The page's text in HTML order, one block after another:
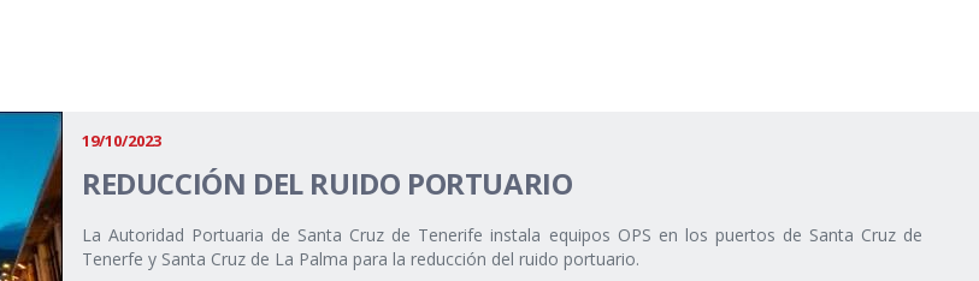
19/10/2023
REDUCCIÓN DEL RUIDO PORTUARIO
La Autoridad Portuaria de Santa Cruz de Tenerife instala equipos OPS en los puertos de Santa Cruz de
Tenerfe y Santa Cruz de La Palma para la reducción del ruido portuario.